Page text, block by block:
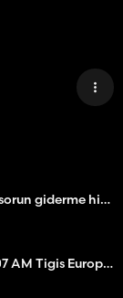
MAN TGE II L2H2 (ağ şirketi sorun giderme hizmeti)
Mercedes Benz Sprinter W907 AM Tigis Europa RTW